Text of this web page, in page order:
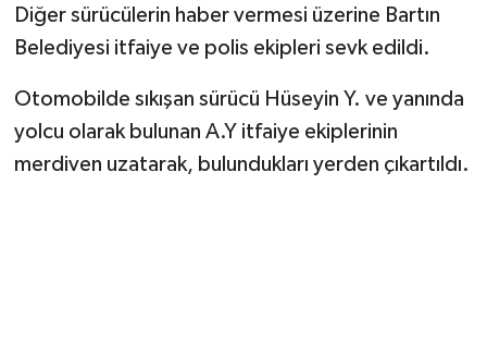
Diğer sürücülerin haber vermesi üzerine Bartın
Belediyesi itfaiye ve polis ekipleri sevk edildi.
Otomobilde sıkışan sürücü Hüseyin Y. ve yanında
yolcu olarak bulunan A.Y itfaiye ekiplerinin
merdiven uzatarak, bulundukları yerden çıkartıldı.